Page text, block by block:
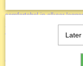
comfortabel in elkaar
zithoudng wordt het
van nek, schouders of rug
een verpakking). Alle